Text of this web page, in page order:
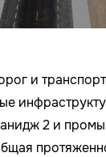
и
2 и